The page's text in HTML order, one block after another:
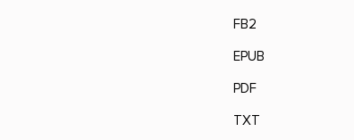
FB2
EPUB
PDF
TXT